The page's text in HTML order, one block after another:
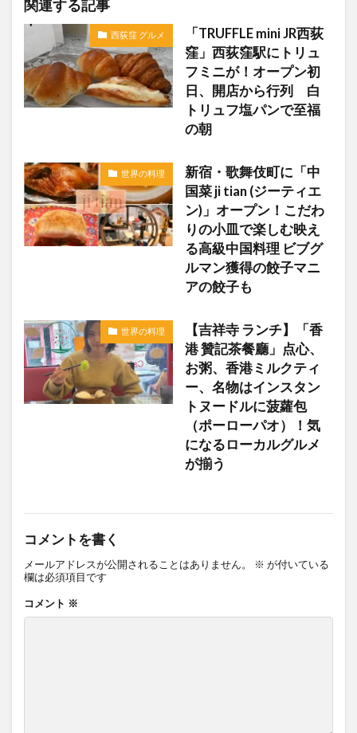
関連する記事
西荻窪 グルメ
「TRUFFLE mini JR西荻
窪」西荻窪駅にトリュ
フミニが！オープン初
日、開店から行列 白
トリュフ塩パンで至福
の朝
世界の料理
新宿・歌舞伎町に「中
国菜 ji tian (ジーティエ
ン)」オープン！こだわ
りの小皿で楽しむ映え
る高級中国料理 ビブグ
ルマン獲得の餃子マニ
アの餃子も
世界の料理
【吉祥寺 ランチ】「香
港 贊記茶餐廳」点心、
お粥、香港ミルクティ
ー、名物はインスタン
トヌードルに菠蘿包
（ポーローパオ）！気
になるローカルグルメ
が揃う
コメントを書く
メールアドレスが公開されることはありません。 ※ が付いている
欄は必須項目です
コメント ※